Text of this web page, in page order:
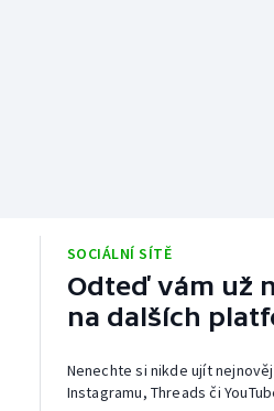
SOCIÁLNÍ SÍTĚ
Odteď vám už
na dalších
Nenechte si nikde ujít
Instagramu, Threads či